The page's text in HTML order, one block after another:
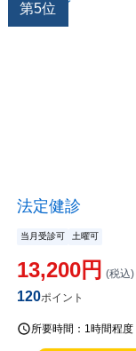
第5位
法定健診
当月受診可 土曜可
13,200円 (税込)
120ポイント
所要時間： 1時間程度